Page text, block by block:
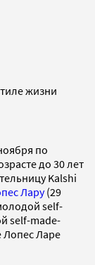
жизни
по
до 30 лет
Kalshi
Лару(29
self-
self-made-
Лопес Ларе